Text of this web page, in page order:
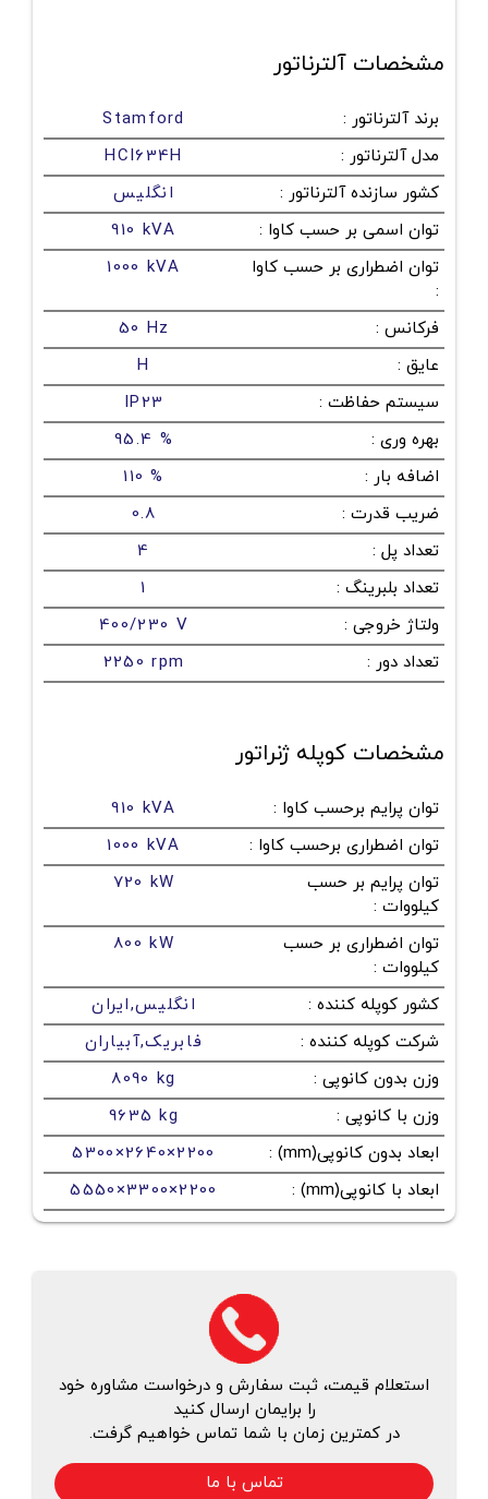
مشخصات آلترناتور
برند آلترناتور :
Stamford
مدل آلترناتور :
HCI634H
کشور سازنده آلترناتور :
انگلیس
توان اسمی بر حسب کاوا :
910 kVA
توان اضطراری بر حسب کاوا
:
1000 kVA
فرکانس :
50 Hz
عایق :
H
سیستم حفاظت :
IP23
بهره وری :
95.4 %
اضافه بار :
110 %
ضریب قدرت :
0.8
تعداد پل :
4
تعداد بلبرینگ :
1
ولتاژ خروجی :
400/230 V
تعداد دور :
2250 rpm
مشخصات کوپله ژنراتور
توان پرایم برحسب کاوا :
910 kVA
توان اضطراری برحسب کاوا :
1000 kVA
توان پرایم بر حسب
کیلووات :
720 kW
توان اضطراری بر حسب
کیلووات :
800 kW
کشور کوپله کننده :
انگلیس,ایران
شرکت کوپله کننده :
فابریک,آبیاران
وزن بدون کانوپی :
8090 kg
وزن با کانوپی :
9635 kg
ابعاد بدون کانوپی(mm)
:
5300×2640×2200
ابعاد با کانوپی(mm)
:
5550×3300×2200
استعلام قیمت، ثبت سفارش و درخواست مشاوره خود
را برایمان ارسال کنید
در کمترین زمان با شما تماس خواهیم گرفت.
تماس با ما